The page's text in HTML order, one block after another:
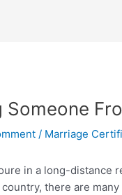
Someone
/ Marriage
in a long-distance
there are